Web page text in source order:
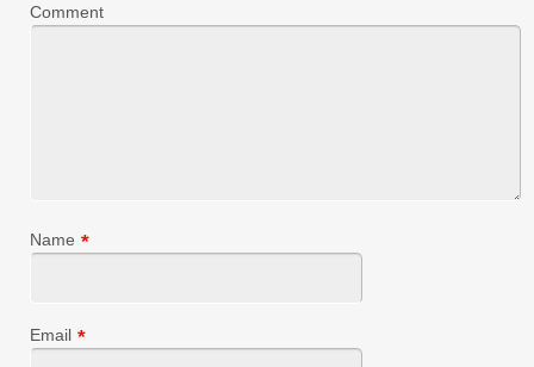
Comment
Name *
Email *